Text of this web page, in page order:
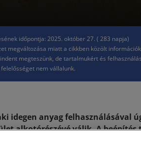
időpontja: 2025. október 27. ( 283 napja)
megváltozása miatt a cikkben közölt
megteszünk, de tartalmukért és
felelősséget nem vállalunk.
idegen anyag felhasználásával
alkotórészévé válik. A beépítés